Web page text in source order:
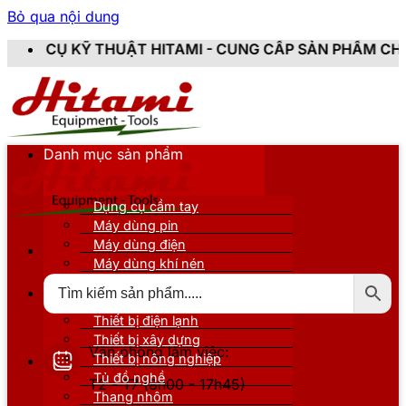
Bỏ qua nội dung
HITAMI - CUNG CẤP SẢN PHẨM CHÍNH HÃNG,
Văn phòng làm việc:
T2 - T7 (8h00 - 17h45)
Danh mục sản phẩm
Dụng cụ cầm tay
Máy dùng pin
Máy dùng điện
Máy dùng khí nén
Thiết bị nâng đỡ
Thiết bị điện lạnh
Thiết bị xây dựng
Thiết bị nông nghiệp
Tủ đồ nghề
Thang nhôm